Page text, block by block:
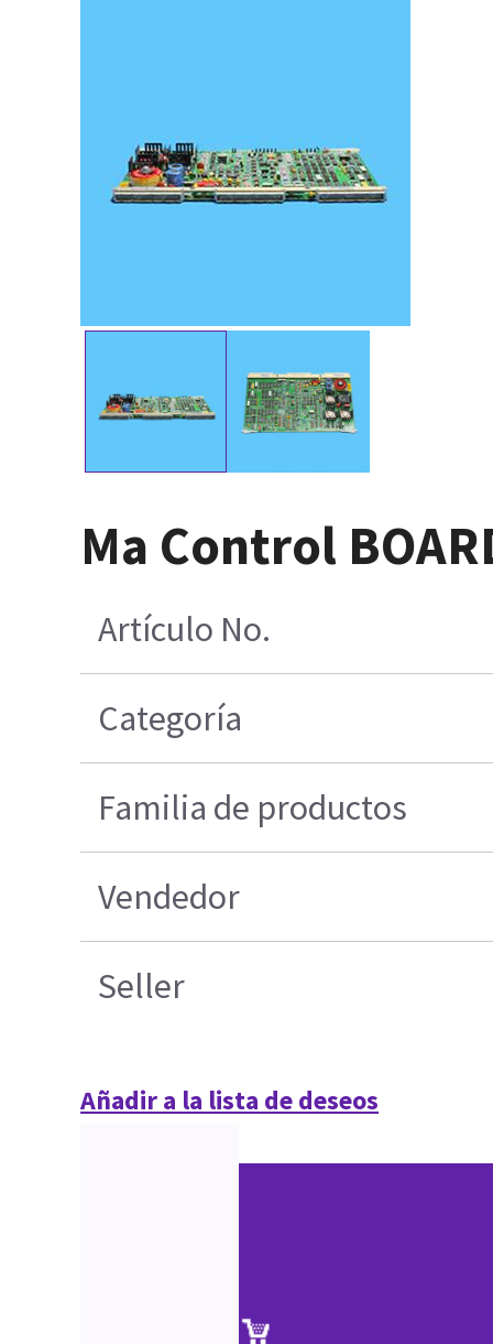
Ma Control
Artículo No.
Categoría
Familia de productos
Vendedor
Seller
Añadir a la lista de deseos